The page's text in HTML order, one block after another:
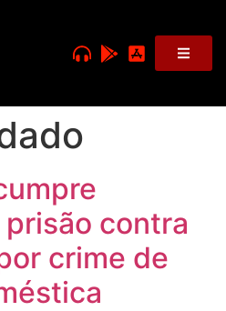
contra
crime de